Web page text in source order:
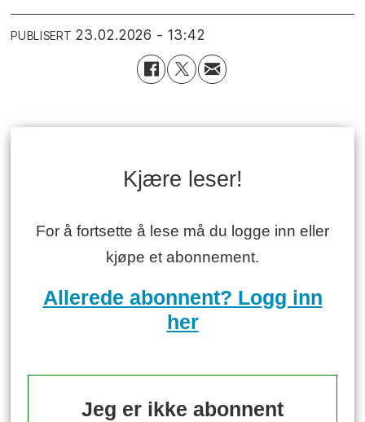
PUBLISERT 23.02.2026 - 13:42
Kjære leser!
For å fortsette å lese må du logge inn eller
kjøpe et abonnement.
Allerede abonnent? Logg inn
her
Jeg er ikke abonnent